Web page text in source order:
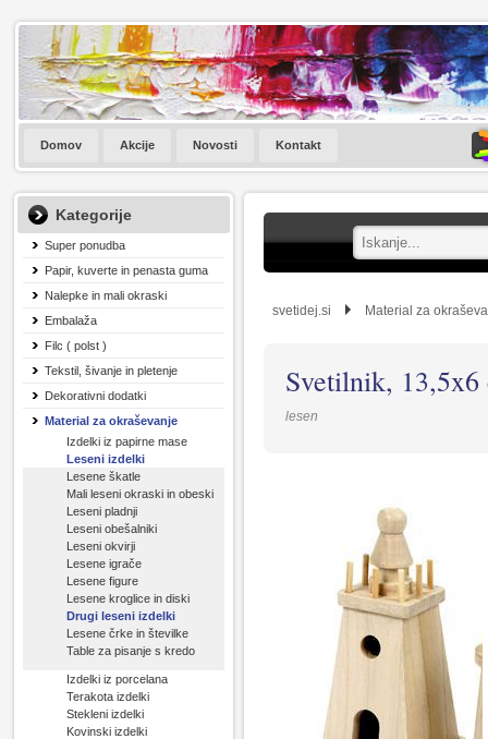
Domov Akcije Novosti Kontakt
Kategorije
Super ponudba
Papir, kuverte in penasta guma
Nalepke in mali okraski
Embalaža
Filc ( polst )
Tekstil, šivanje in pletenje
Dekorativni dodatki
Material za okraševanje
Izdelki iz papirne mase
Leseni izdelki
Lesene škatle
Mali leseni okraski in obeski
Leseni pladnji
Leseni obešalniki
Leseni okvirji
Lesene igrače
Lesene figure
Lesene kroglice in diski
Drugi leseni izdelki
Lesene črke in številke
Table za pisanje s kredo
Izdelki iz porcelana
Terakota izdelki
Stekleni izdelki
Kovinski izdelki
svetidej.si Material za
Svetilnik,
lesen